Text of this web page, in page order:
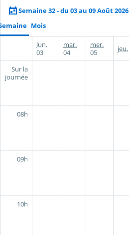
Semaine 32 - du 03 au 09 Août 2026
Mois
lun.
03
mar.
04
mer.
05
jeu.
Sur la
journée
08h
09h
10h